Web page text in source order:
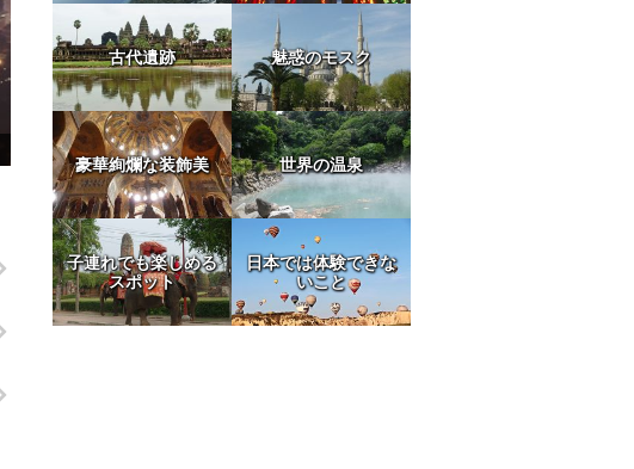
Photo by クサポン
古代遺跡 魅惑のモスク
豪華絢爛な装飾美 世界の温泉
子連れでも楽しめる
スポット
日本では体験できな
いこと